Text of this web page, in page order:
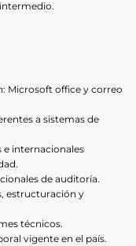
Microsoft office y correo
a sistemas de
internacionales
de auditoría.
estructuración y
técnicos.
vigente en el país.